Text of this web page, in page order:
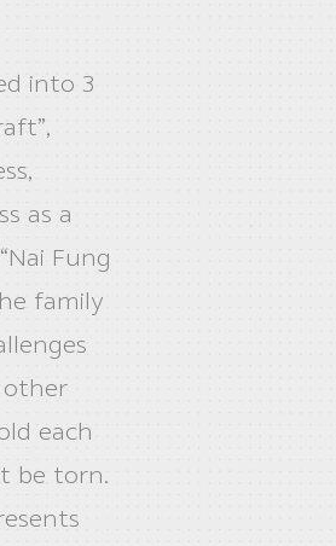
into 3
as a
Fung
family
each
be torn.